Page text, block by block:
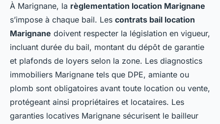
À Marignane, la règlementation location Marignane
s’impose à chaque bail. Les contrats bail location
Marignane doivent respecter la législation en vigueur,
incluant durée du bail, montant du dépôt de garantie
et plafonds de loyers selon la zone. Les diagnostics
immobiliers Marignane tels que DPE, amiante ou
plomb sont obligatoires avant toute location ou vente,
protégeant ainsi propriétaires et locataires. Les
garanties locatives Marignane sécurisent le bailleur